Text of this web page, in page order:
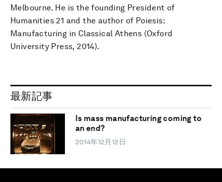
Melbourne. He is the founding President of
Humanities 21 and the author of Poiesis:
Manufacturing in Classical Athens (Oxford
University Press, 2014).
最新記事
Is mass manufacturing coming to
an end?
2014年12月12日